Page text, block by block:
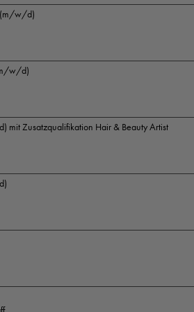
(m/w/d)
w/d)
mit Zusatzqualifikation Hair & Beauty Artist